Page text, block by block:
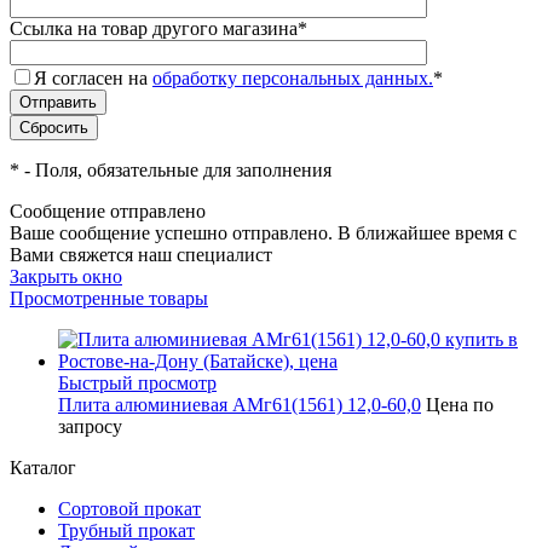
Ссылка на товар другого магазина*
Я согласен на обработку персональных данных.*
* - Поля, обязательные для заполнения
Сообщение отправлено
Ваше сообщение успешно отправлено. В ближайшее время с
Вами свяжется наш специалист
Закрыть окно
Просмотренные товары
Быстрый просмотр
Плита алюминиевая АМг61(1561) 12,0-60,0 Цена по
запросу
Каталог
Сортовой прокат
Трубный прокат